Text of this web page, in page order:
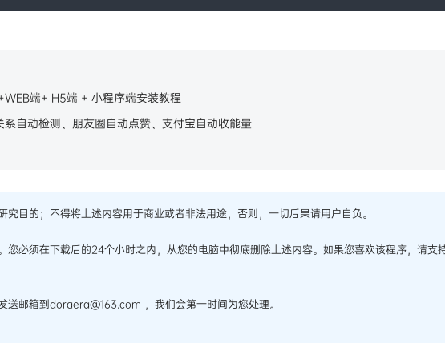
端+ H5端 + 小程序端安装教程
自动检测、朋友圈自动点赞、支付宝自动收能量
目的；不得将上述内容用于商业或者非法用途，否则，一切后果请用户自负。
您必须在下载后的24个小时之内，从您的电脑中彻底删除上述内容。如果您喜欢该程序，请支
邮箱到doraera@163.com ，我们会第一时间为您处理。